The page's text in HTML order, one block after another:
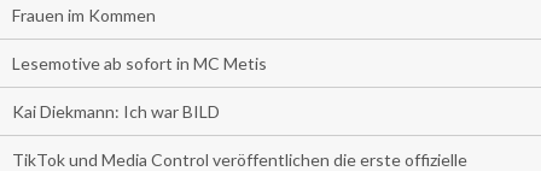
Frauen im Kommen
Lesemotive ab sofort in MC Metis
Kai Diekmann: Ich war BILD
TikTok und Media Control veröffentlichen die erste offizielle